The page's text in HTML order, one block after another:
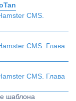
CMS.
CMS. Глава
CMS. Глава
шаблона